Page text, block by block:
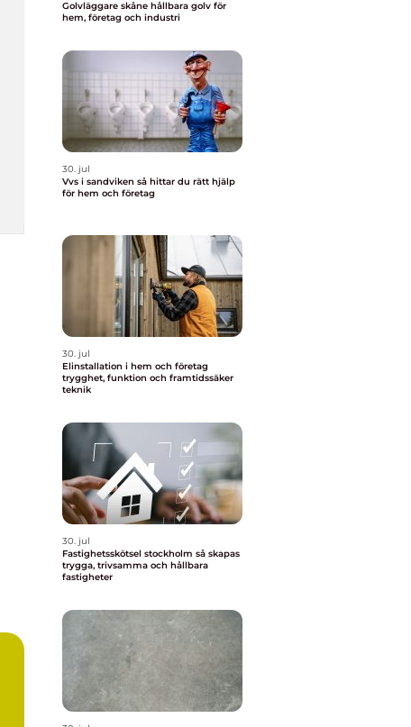
Golvläggare skåne hållbara golv för
hem, företag och industri
30. jul
Vvs i sandviken så hittar du rätt hjälp
för hem och företag
30. jul
Elinstallation i hem och företag
trygghet, funktion och framtidssäker
teknik
30. jul
Fastighetsskötsel stockholm så skapas
trygga, trivsamma och hållbara
fastigheter